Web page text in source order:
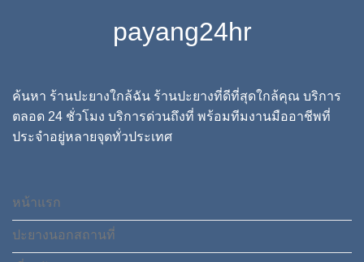
payang24hr
ค้นหา ร้านปะยางใกล้ฉัน ร้านปะยางที่ดีที่สุดใกล้คุณ บริการ
ตลอด 24 ชั่วโมง บริการด่วนถึงที่ พร้อมทีมงานมืออาชีพที่
ประจำอยู่หลายจุดทั่วประเทศ
หน้าแรก
ปะยางนอกสถานที่